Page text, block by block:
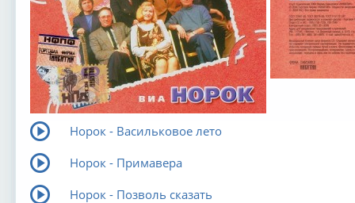
Норок - Васильковое лето
Норок - Примавера
Норок - Позволь сказать